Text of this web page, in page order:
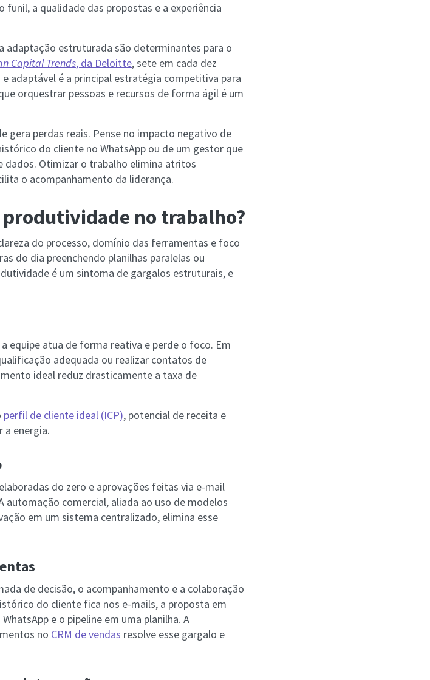
a qualidade das propostas e a experiência
adaptação estruturada são determinantes para o
Capital Trends, da Deloitte, sete em cada dez
adaptável é a principal estratégia competitiva para
orquestrar pessoas e recursos de forma ágil é um
gera perdas reais. Pense no impacto negativo de
do cliente no WhatsApp ou de um gestor que
dados. Otimizar o trabalho elimina atritos
o acompanhamento da liderança.
no trabalho?
do processo, domínio das ferramentas e foco
do dia preenchendo planilhas paralelas ou
é um sintoma de gargalos estruturais, e
equipe atua de forma reativa e perde o foco. Em
adequada ou realizar contatos de
ideal reduz drasticamente a taxa de
perfil de cliente ideal (ICP), potencial de receita e
a energia.
do zero e aprovações feitas via e-mail
comercial, aliada ao uso de modelos
em um sistema centralizado, elimina esse
de decisão, o acompanhamento e a colaboração
do cliente fica nos e-mails, a proposta em
e o pipeline em uma planilha. A
no CRM de vendas resolve esse gargalo e